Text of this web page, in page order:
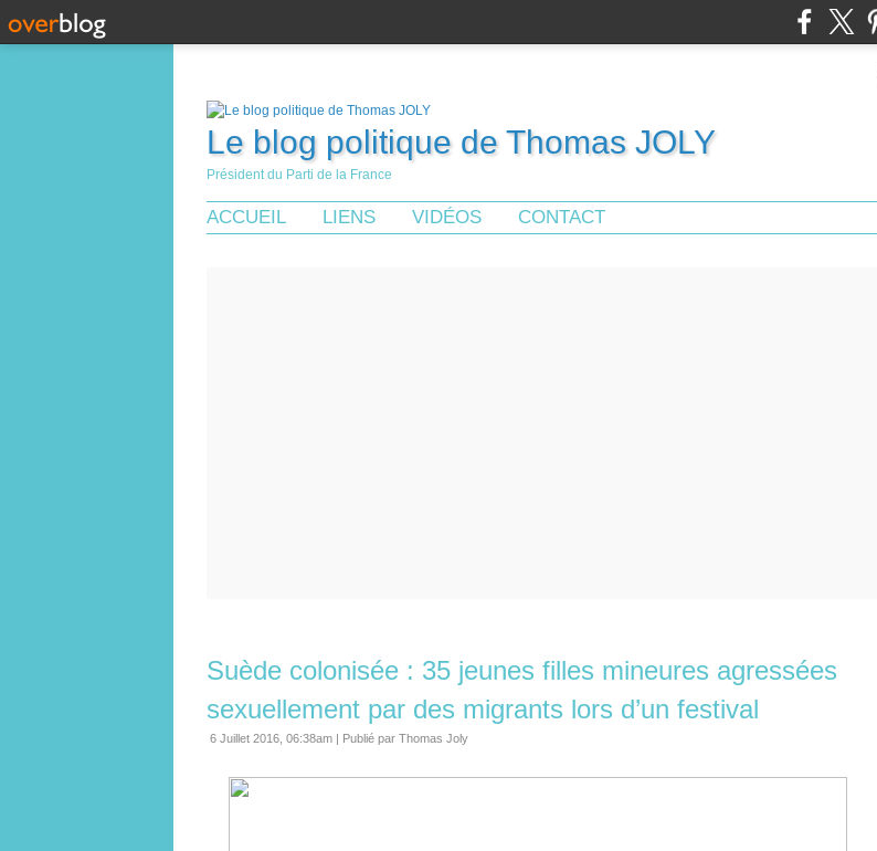
Le blog politique de Thomas JOLY
Président du Parti de la France
ACCUEIL LIENS VIDÉOS CONTACT
Suède colonisée : 35 jeunes filles mineures agressées
sexuellement par des migrants lors d’un festival
6 Juillet 2016, 06:38am | Publié par Thomas Joly